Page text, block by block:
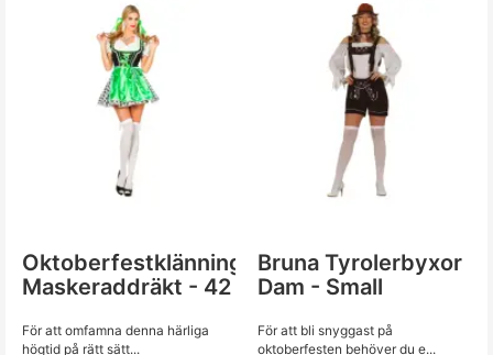
Oktoberfestklänning
Maskeraddräkt - 42
För att omfamna denna härliga
högtid på rätt sätt...
Bruna Tyrolerbyxor
Dam - Small
För att bli snyggast på
oktoberfesten behöver du e...